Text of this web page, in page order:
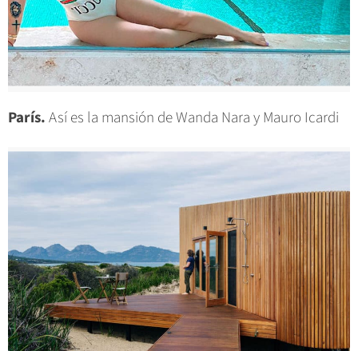
París.Así es la mansión de Wanda Nara y Mauro Icardi